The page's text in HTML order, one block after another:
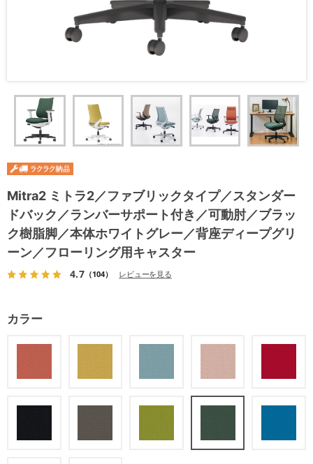
Mitra2 ミトラ2／ファブリックタイプ／スタンダー
ドバック／ランバーサポート付き／可動肘／ブラッ
ク樹脂脚／本体ホワイトグレー／背座ディープグリ
ーン／フローリング用キャスター
4.7（104） レビューを見る
カラー